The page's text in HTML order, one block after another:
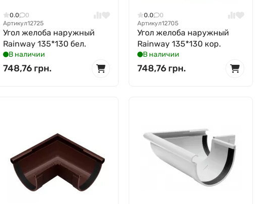
0.0
0
Артикул12725
Угол желоба наружный
Rainway 135*130 бел.
В наличии
748,76 грн.
0.0
0
Артикул12705
Угол желоба наружный
Rainway 135*130 кор.
В наличии
748,76 грн.